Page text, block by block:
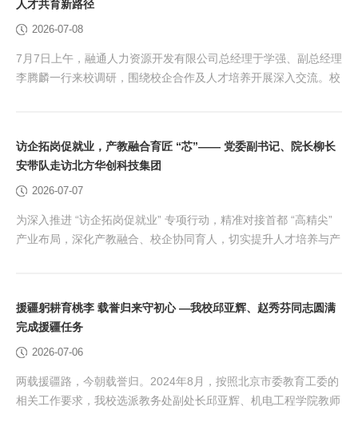
二十大和二十届历次全会精神，贯彻落实...
人才共育新路径
2026-07-08
7月7日上午，融通人力资源开发有限公司总经理于学强、副总经理
李腾麟一行来校调研，围绕校企合作及人才培养开展深入交流。校
迎。他指出，融通人力公司长期以来在服务国防和军队现代化建
设、推动军地人才融合发展等方面作出了积极贡献。他表示，...
访企拓岗促就业，产教融合育匠 “芯”—— 党委副书记、院长柳长
安带队走访北方华创科技集团
2026-07-07
为深入推进 “访企拓岗促就业” 专项行动，精准对接首都 “高精尖”
产业布局，深化产教融合、校企协同育人，切实提升人才培养与产
展深度交流。北方华创相关负责人介绍了企业发展布局、核心技术
优势及人才发展体系。作为国内集成电路...
援疆躬耕育桃李 载誉归来守初心 —我校邱亚辉、赵秀芬同志圆满
完成援疆任务
2026-07-06
两载援疆路，今朝载誉归。2024年8月，按照北京市委教育工委的
相关工作要求，我校选派教务处副处长邱亚辉、机电工程学院教师